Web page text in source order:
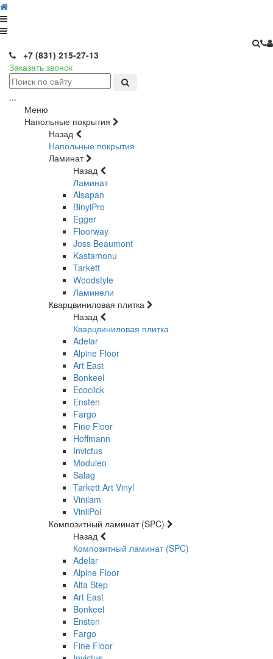
+7 (831) 215-27-13
Заказать звонок
...
Меню
Напольные покрытия
Назад
Напольные покрытия
Ламинат
Назад
Ламинат
Alsapan
BinylPro
Egger
Floorway
Joss Beaumont
Kastamonu
Tarkett
Woodstyle
Ламинели
Кварцвиниловая плитка
Назад
Кварцвиниловая плитка
Adelar
Alpine Floor
Art East
Bonkeel
Ecoclick
Ensten
Fargo
Fine Floor
Hoffmann
Invictus
Moduleo
Salag
Tarkett Art Vinyl
Vinilam
VinilPol
Композитный ламинат (SPC)
Назад
Композитный ламинат (SPC)
Adelar
Alpine Floor
Alta Step
Art East
Bonkeel
Ensten
Fargo
Fine Floor